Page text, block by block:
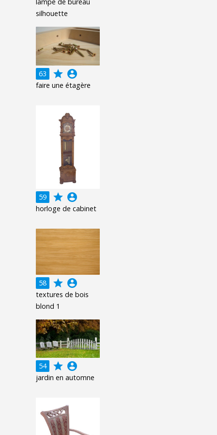
silhouette
63 grade account_circle
faire une étagère
59 grade account_circle
horloge de cabinet
58 grade account_circle
textures de bois
blond 1
54 grade account_circle
jardin en automne